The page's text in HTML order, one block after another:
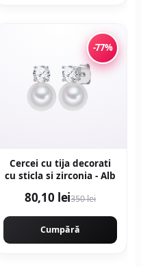
-77%
Cercei cu tija decorati
cu sticla si zirconia - Alb
80,10 lei350 lei
Cumpără